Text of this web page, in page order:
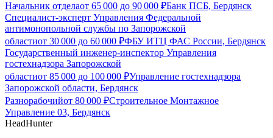
Начальник отделаот 65 000 до 90 000 ₽Банк ПСБ, Бердянск
Специалист-эксперт Управления Федеральной
антимонопольной службы по Запорожской
областиот 30 000 до 60 000 ₽ФБУ ИТЦ ФАС России, Бердянск
Государственный инженер-инспектор Управления
гостехнадзора Запорожской
областиот 85 000 до 100 000 ₽Управление гостехнадзора
Запорожской области, Бердянск
Разнорабочийот 80 000 ₽Строительное Монтажное
Управление 03, Бердянск
HeadHunter